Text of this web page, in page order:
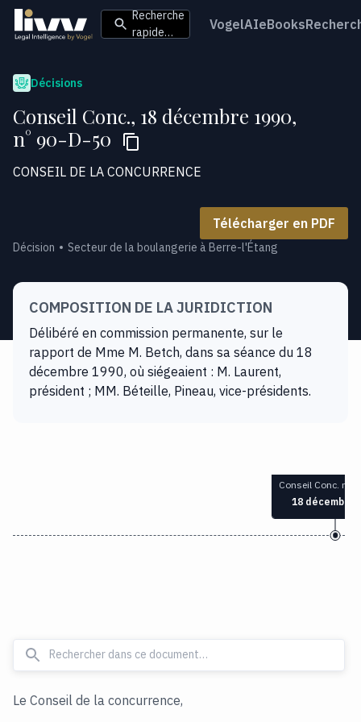
Recherche
rapide…
VogelAIeBooks
Décisions
Conseil Conc., 18 décembre 1990,
n° 90-D-50
CONSEIL DE LA CONCURRENCE
Télécharger en PDF
Décision Secteur de la boulangerie à Berre-l'Étang
COMPOSITION DE LA JURIDICTION
Délibéré en commission permanente, sur le
rapport de Mme M. Betch, dans sa séance du 18
décembre 1990, où siégeaient : M. Laurent,
président ; MM. Béteille, Pineau, vice-présidents.
Conseil Conc. n°
18 décembre
Le Conseil de la concurrence,